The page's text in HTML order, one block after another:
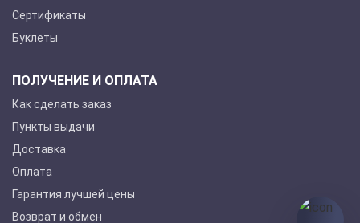
Сертификаты
Буклеты
ПОЛУЧЕНИЕ И ОПЛАТА
Как сделать заказ
Пункты выдачи
Доставка
Оплата
Гарантия лучшей цены
Возврат и обмен